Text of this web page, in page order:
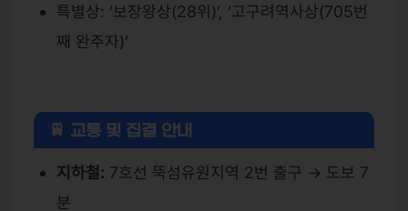
특별상: ‘보장왕상(28위)’, ‘고구려역사상(705번
째 완주자)’
🚆 교통 및 집결 안내
지하철: 7호선 뚝섬유원지역 2번 출구 → 도보 7
분